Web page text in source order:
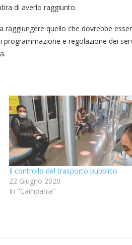
di averlo raggiunto.
quello che dovrebbe
e regolazione dei
Il controllo del trasporto pubblico
22 Giugno 2020
In "Campania"